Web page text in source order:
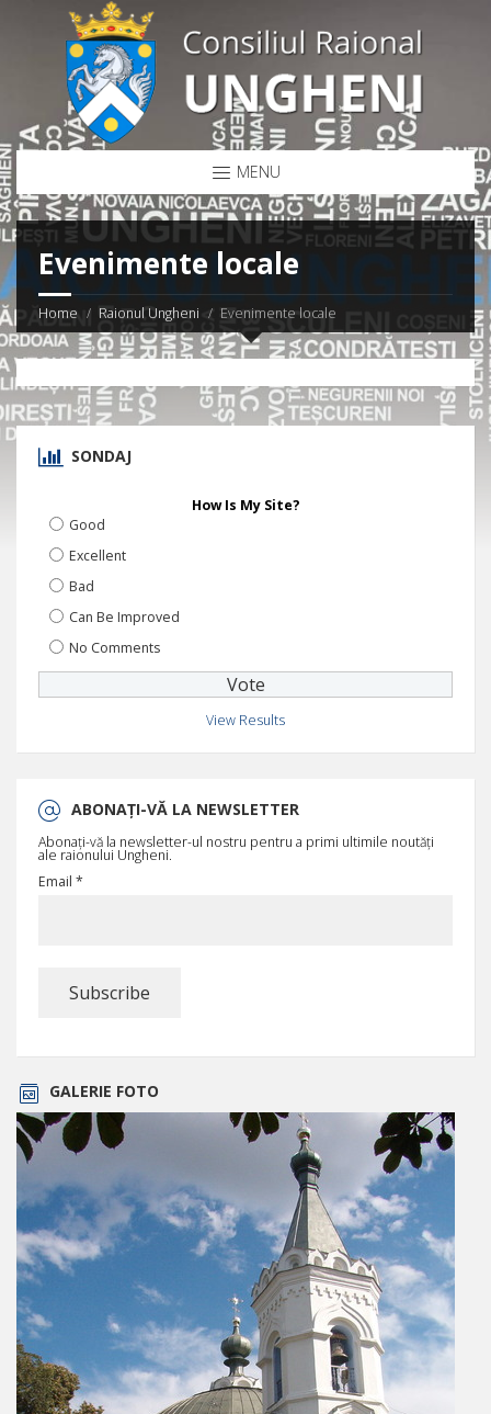
MENU
Evenimente locale
Home Raionul Ungheni Evenimente locale
SONDAJ
How Is My Site?
Good
Excellent
Bad
Can Be Improved
No Comments
View Results
ABONAȚI-VĂ LA NEWSLETTER
Abonați-vă la newsletter-ul nostru pentru a primi ultimile noutăți
ale raionului Ungheni.
Email *
GALERIE FOTO